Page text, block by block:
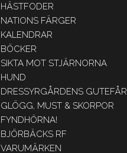
HÄSTFODER
NATIONS FÄRGER
KALENDRAR
BÖCKER
SIKTA MOT STJÄRNORNA
HUND
DRESSYRGÅRDENS GUTEFÅR
GLÖGG, MUST & SKORPOR
FYNDHÖRNA!
BJÖRBÄCKS RF
VARUMÄRKEN